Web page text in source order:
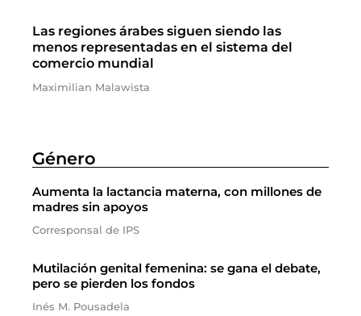
Las regiones árabes siguen siendo las
menos representadas en el sistema del
comercio mundial
Maximilian Malawista
Género
Aumenta la lactancia materna, con millones de
madres sin apoyos
Corresponsal de IPS
Mutilación genital femenina: se gana el debate,
pero se pierden los fondos
Inés M. Pousadela